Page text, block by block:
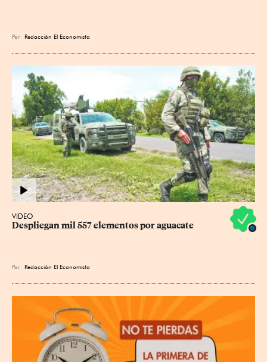
Por Redacción El Economista
VIDEO
Despliegan mil 557 elementos por aguacate
Por Redacción El Economista